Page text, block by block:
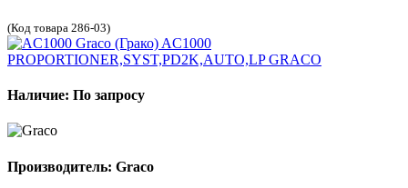
(Код товара 286-03)
Наличие: По запросу
Производитель: Graco